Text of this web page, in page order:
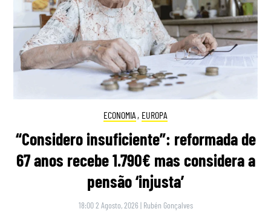
ECONOMIA , EUROPA
“Considero insuficiente”: reformada de
67 anos recebe 1.790€ mas considera a
pensão ‘injusta’
18:00 2 Agosto, 2026 | Rubén Gonçalves